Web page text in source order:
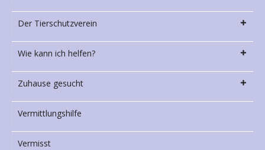
Der Tierschutzverein
Wie kann ich helfen?
Zuhause gesucht
Vermittlungshilfe
Vermisst